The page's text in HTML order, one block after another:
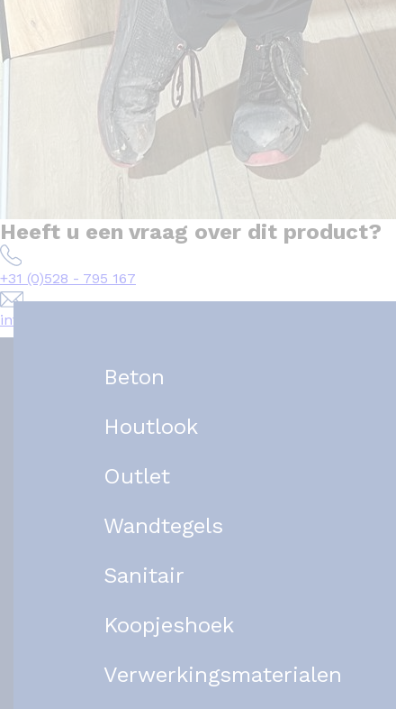
Heeft u een vraag over dit product?
+31 (0)528 - 795 167
info@het-tegelplein.nl
Beton
Houtlook
Outlet
Wandtegels
Sanitair
Koopjeshoek
Verwerkingsmaterialen